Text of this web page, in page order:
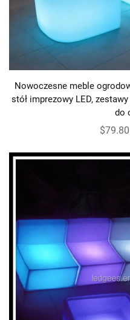
Nowoczesne meble
stół imprezowy LED,
do